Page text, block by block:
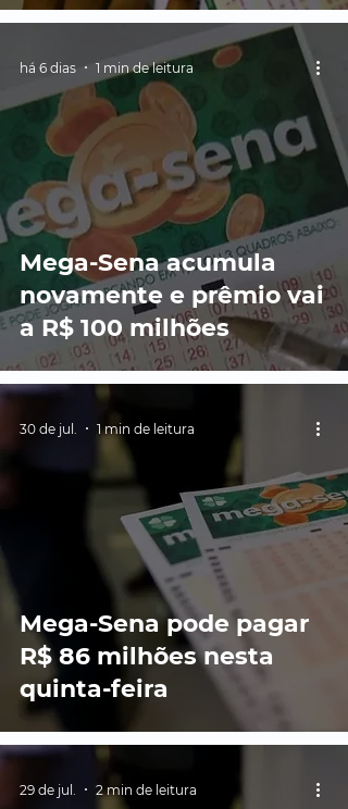
Mega-Sena acumula
novamente e prêmio vai
a R$ 100 milhões
há 6 dias 1 min de leitura
Mega-Sena pode pagar
R$ 86 milhões nesta
quinta-feira
30 de jul. 1 min de leitura
29 de jul. 2 min de leitura